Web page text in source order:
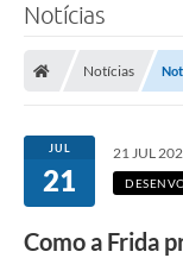
Secretarias
Notícias
Notícias
Notícias
JUL
21
21 JUL
Como a Frida